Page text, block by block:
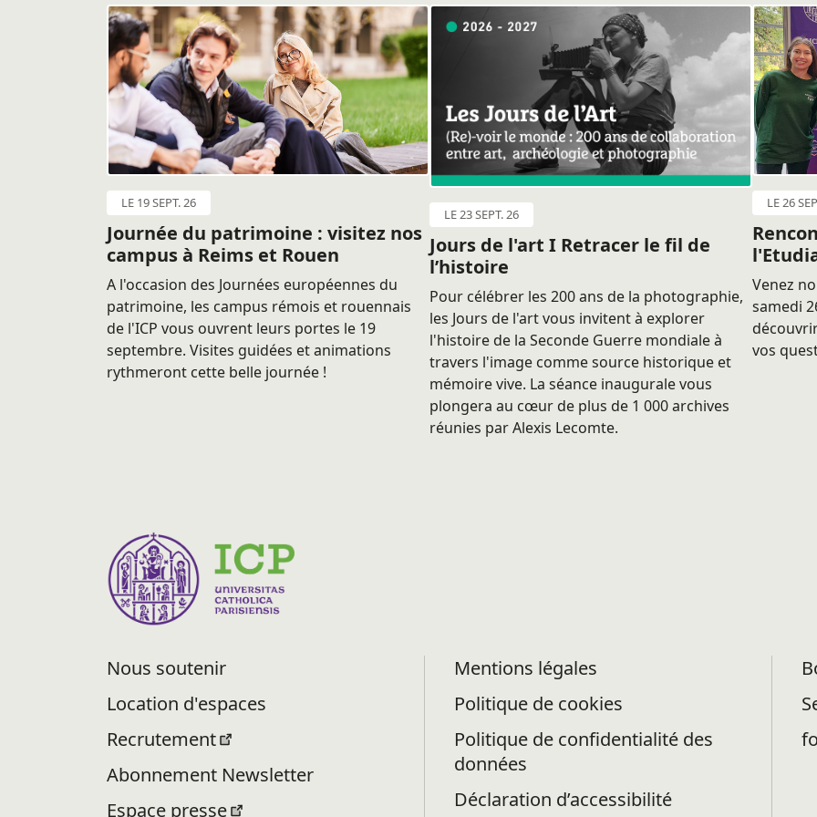
LE 19 SEPT. 26
Journée du patrimoine : visitez nos
campus à Reims et Rouen
A l'occasion des Journées européennes du
patrimoine, les campus rémois et rouennais
de l'ICP vous ouvrent leurs portes le 19
septembre. Visites guidées et animations
rythmeront cette belle journée !
LE 23 SEPT. 26
Jours de l'art I Retracer le fil de
l’histoire
Pour célébrer les 200 ans de la photographie,
les Jours de l'art vous invitent à explorer
l'histoire de la Seconde Guerre mondiale à
travers l'image comme source historique et
mémoire vive. La séance inaugurale vous
plongera au cœur de plus de 1 000 archives
réunies par Alexis Lecomte.
LE 26
Venez
samedi
vos
Nous soutenir
Location d'espaces
Recrutement
Abonnement Newsletter
Espace presse
Mentions légales
Politique de cookies
Politique de confidentialité des
données
Déclaration d’accessibilité